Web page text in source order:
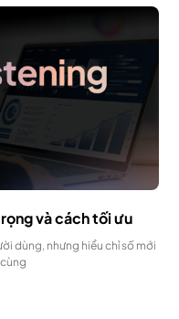
và cách tối ưu
dùng, nhưng hiểu chỉ số mới